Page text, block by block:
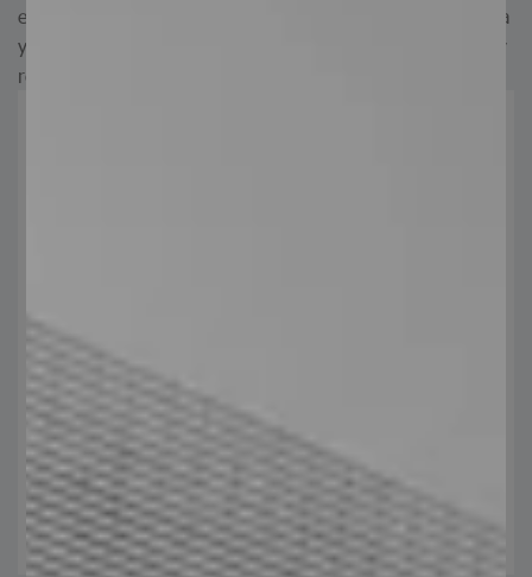
específicas de cada proyecto. Gracias a nuestra experiencia
y dedicación, brindamos soluciones duraderas, eficientes y
rentables.
Acabados de rejilla electroforjada y
elementos
Nos adaptamos a las necesidades, combinando resistencia,
estética y durabilidad en cada acabado.